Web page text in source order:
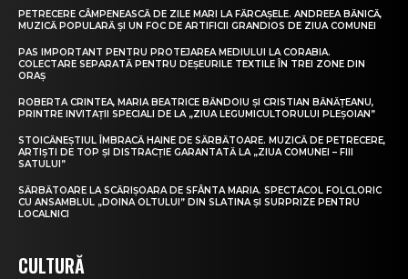
PETRECERE CÂMPENEASCĂ DE ZILE MARI LA FĂRCAȘELE. ANDREEA BĂNICĂ,
MUZICĂ POPULARĂ ȘI UN FOC DE ARTIFICII GRANDIOS DE ZIUA COMUNEI
PAS IMPORTANT PENTRU PROTEJAREA MEDIULUI LA CORABIA.
COLECTARE SEPARATĂ PENTRU DEȘEURILE TEXTILE ÎN TREI ZONE DIN
ORAȘ
ROBERTA CRINTEA, MARIA BEATRICE BĂNDOIU ȘI CRISTIAN BĂNĂȚEANU,
PRINTRE INVITAȚII SPECIALI DE LA „ZIUA LEGUMICULTORULUI PLEȘOIAN”
STOICĂNEȘTIUL ÎMBRACĂ HAINE DE SĂRBĂTOARE. MUZICĂ DE PETRECERE,
ARTIȘTI DE TOP ȘI DISTRACȚIE GARANTATĂ LA „ZIUA COMUNEI – FIII
SATULUI”
SĂRBĂTOARE LA SCĂRIȘOARA DE SFÂNTA MARIA. SPECTACOL FOLCLORIC
CU ANSAMBLUL „DOINA OLTULUI” DIN SLATINA ȘI SURPRIZE PENTRU
LOCALNICI
CULTURĂ